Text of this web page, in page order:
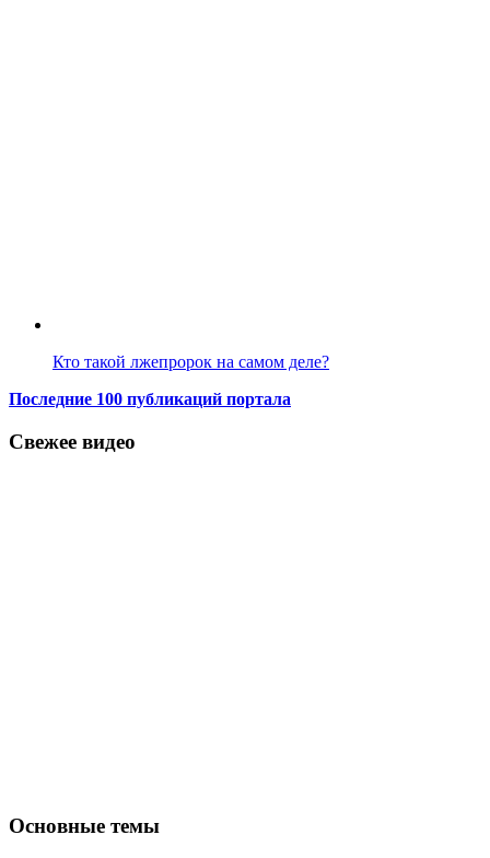
Кто такой лжепророк на самом деле?
Последние 100 публикаций портала
Свежее видео
Основные темы